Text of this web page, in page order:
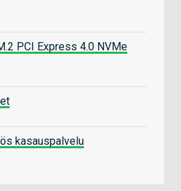
PCI Express 4.0 NVMe
kasauspalvelu